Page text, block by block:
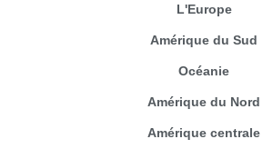
L'Europe
Amérique du Sud
Océanie
Amérique du Nord
Amérique centrale